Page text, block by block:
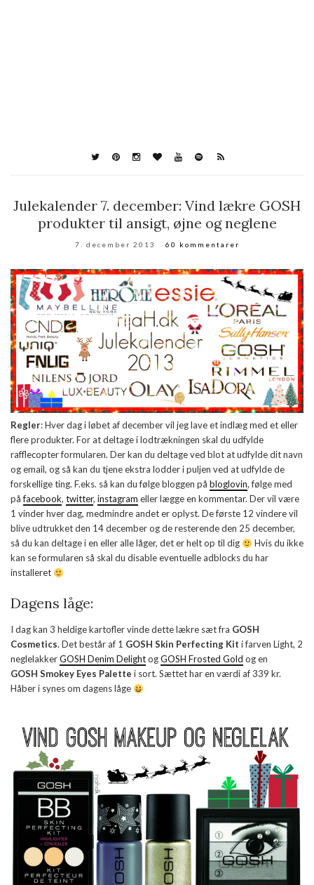
Julekalender 7. december: Vind lækre GOSH
produkter til ansigt, øjne og neglene
7. december 2013 60 kommentarer
Regler: Hver dag i løbet af december vil jeg lave et indlæg med et eller
flere produkter. For at deltage i lodtrækningen skal du udfylde
rafflecopter formularen. Der kan du deltage ved blot at udfylde dit navn
og email, og så kan du tjene ekstra lodder i puljen ved at udfylde de
forskellige ting. F.eks. så kan du følge bloggen på bloglovin, følge med
påfacebook, twitter, instagram eller lægge en kommentar. Der vil være
1 vinder hver dag, medmindre andet er oplyst. De første 12 vindere vil
blive udtrukket den 14 december og de resterende den 25 december,
så du kan deltage i en eller alle låger, det er helt op til dig
Hvis du ikke
kan se formularen så skal du disable eventuelle adblocks du har
installeret
Dagens låge:
I dag kan 3 heldige kartofler vinde dette lækre sæt fra GOSH
Cosmetics. Det består af 1 GOSH Skin Perfecting Kit i farven Light, 2
neglelakkerGOSH Denim DelightogGOSH Frosted Gold og en
GOSH Smokey Eyes Palette i sort. Sættet har en værdi af 339 kr.
Håber i synes om dagens låge